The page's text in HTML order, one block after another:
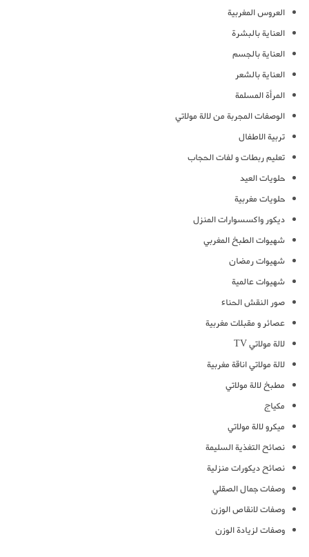
العروس المغربية
العناية بالبشرة
العناية بالجسم
العناية بالشعر
المرأة المسلمة
الوصفات المجربة من لالة مولاتي
تربية الاطفال
تعليم ربطات و لفات الحجاب
حلويات العيد
حلويات مغربية
ديكور واكسسوارات المنزل
شهيوات الطبخ المغربي
شهيوات رمضان
شهيوات عالمية
صور النقش الحناء
عصائر و مقبلات مغربية
لالة مولاتي TV
لالة مولاتي اناقة مغربية
مطبخ لالة مولاتي
مكياج
ميكرو لالة مولاتي
نصائح التغذية السليمة
نصائح ديكورات منزلية
وصفات جمال الصقلي
وصفات لانقاص الوزن
وصفات لزيادة الوزن